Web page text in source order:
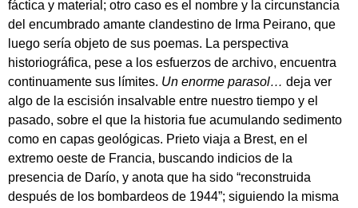
fáctica y material; otro caso es el nombre y la circunstancia
del encumbrado amante clandestino de Irma Peirano, que
luego sería objeto de sus poemas. La perspectiva
historiográfica, pese a los esfuerzos de archivo, encuentra
continuamente sus límites. Un enorme parasol… deja ver
algo de la escisión insalvable entre nuestro tiempo y el
pasado, sobre el que la historia fue acumulando sedimento
como en capas geológicas. Prieto viaja a Brest, en el
extremo oeste de Francia, buscando indicios de la
presencia de Darío, y anota que ha sido “reconstruida
después de los bombardeos de 1944”; siguiendo la misma